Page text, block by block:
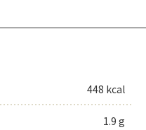
448 kcal
1.9 g